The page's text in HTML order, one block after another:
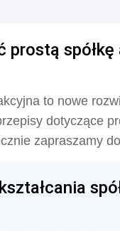
prostą
to nowe
dotyczące
zapraszamy